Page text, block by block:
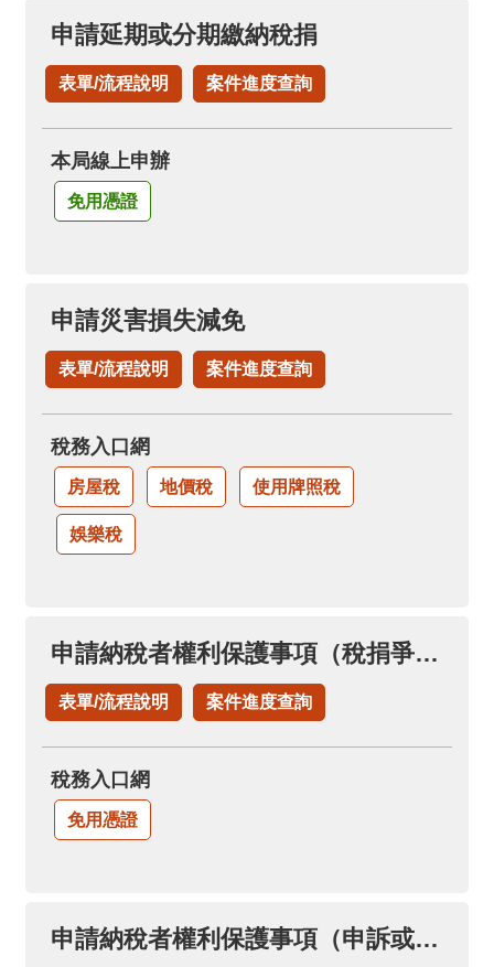
申請延期或分期繳納稅捐
表單/流程說明 案件進度查詢
本局線上申辦
免用憑證
申請災害損失減免
表單/流程說明 案件進度查詢
稅務入口網
房屋稅 地價稅 使用牌照稅
娛樂稅
申請納稅者權利保護事項（稅捐爭議溝通協調案件）
表單/流程說明 案件進度查詢
稅務入口網
免用憑證
申請納稅者權利保護事項（申訴或陳情案件）